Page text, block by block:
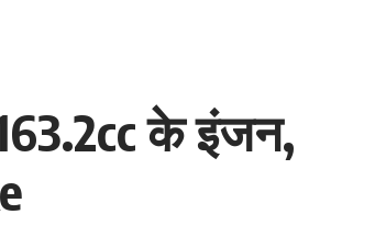
के इंजन,